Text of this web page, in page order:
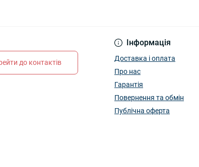
до контактів
Інформація
Доставка і оплата
Про нас
Гарантія
Повернення та обмін
Публічна оферта